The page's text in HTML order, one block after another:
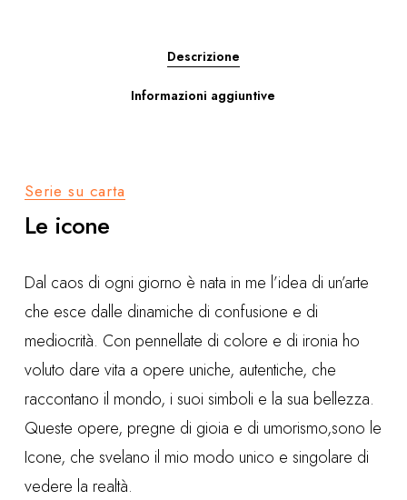
Descrizione
Informazioni aggiuntive
Serie su carta
Le icone
Dal caos di ogni giorno è nata in me l’idea di un’arte
che esce dalle dinamiche di confusione e di
mediocrità. Con pennellate di colore e di ironia ho
voluto dare vita a opere uniche, autentiche, che
raccontano il mondo, i suoi simboli e la sua bellezza.
Queste opere, pregne di gioia e di umorismo,sono le
Icone, che svelano il mio modo unico e singolare di
vedere la realtà.